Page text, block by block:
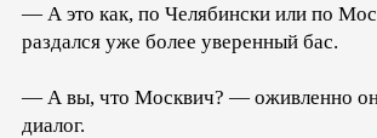
— А это как, по Челябински или по
раздался уже более уверенный бас.
— А вы, что Москвич? — оживленно
диалог.